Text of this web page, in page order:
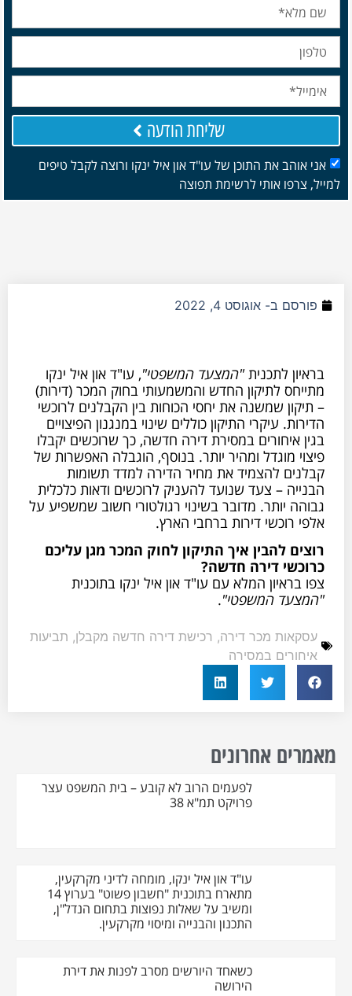
אני אוהב את התוכן של עו"ד און איל ינקו ורוצה לקבל טיפים
למייל, צרפו אותי לרשימת תפוצה
שליחת הודעה
פורסם ב- אוגוסט 4, 2022
בראיון לתכנית"המצעד המשפטי", עו"ד און איל ינקו
מתייחס לתיקון החדש והמשמעותי בחוק המכר (דירות)
– תיקון שמשנה את יחסי הכוחות בין הקבלנים לרוכשי
הדירות. עיקרי התיקון כוללים שינוי במנגנון הפיצויים
בגין איחורים במסירת דירה חדשה, כך שרוכשים יקבלו
פיצוי מוגדל ומהיר יותר. בנוסף, הוגבלה האפשרות של
קבלנים להצמיד את מחיר הדירה למדד תשומות
הבנייה – צעד שנועד להעניק לרוכשים ודאות כלכלית
גבוהה יותר. מדובר בשינוי רגולטורי חשוב שמשפיע על
אלפי רוכשי דירות ברחבי הארץ.
רוצים להבין איך התיקון לחוק המכר מגן עליכם
כרוכשי דירה חדשה?
צפו בראיון המלא עם עו"ד און איל ינקו בתוכנית
"המצעד המשפטי".
עסקאות מכר דירה, רכישת דירה חדשה מקבלן, תביעות
איחורים במסירה
מאמרים אחרונים
לפעמים הרוב לא קובע – בית המשפט עצר
פרויקט תמ"א 38
עו"ד און איל ינקו, מומחה לדיני מקרקעין,
מתארח בתוכנית "חשבון פשוט" בערוץ 14
ומשיב על שאלות נפוצות בתחום הנדל"ן,
התכנון והבנייה ומיסוי מקרקעין.
כשאחד היורשים מסרב לפנות את דירת
הירושה